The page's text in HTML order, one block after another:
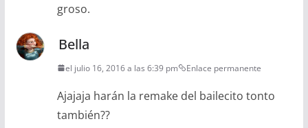
groso.
Bella
el julio 16, 2016 a las 6:39 pm Enlace permanente
Ajajaja harán la remake del bailecito tonto
también??